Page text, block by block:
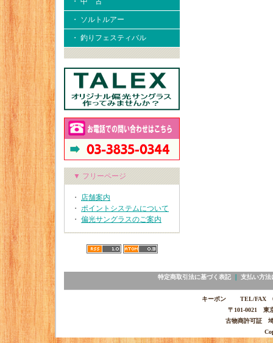
・ ソルトルアー
・ 釣りフェスティバル
▼ フリーページ
・ 店舗案内
・ ポイントシステムについて
・ 偏光サングラスのご案内
特定商取引法に基づく表記｜ 支払い方法
キーポン TEL/FAX
〒101-0021 東
古物商許可証